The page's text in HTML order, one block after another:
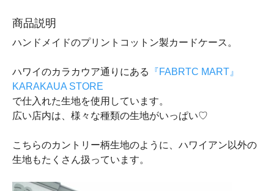
商品説明
ハンドメイドのプリントコットン製カードケース。
ハワイのカラカウア通りにある
『FABRTC MART』
KARAKAUA STORE
で仕入れた生地を使用しています。
広い店内は、様々な種類の生地がいっぱい♡
こちらのカントリー柄生地のように、ハワイアン以外の
生地もたくさん扱っています。